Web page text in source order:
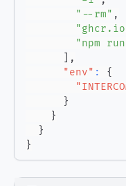
"--rm" ,
"npm
,
"env" :
{
}
}
}
}